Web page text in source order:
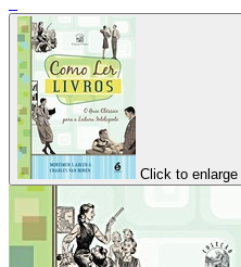
Click to enlarge